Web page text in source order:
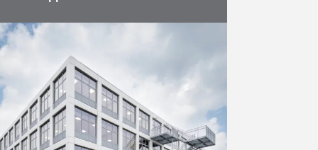
Net over de grens met Nederland
ruimtes en de eerste
appartementen van het project De
Branding opgeleverd. AB bouwde
hier …
Meer